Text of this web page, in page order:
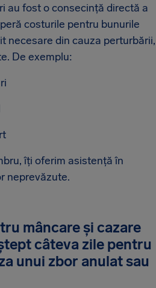
au fost o consecință directă a
costurile pentru bunurile
necesare din cauza perturbării,
De exemplu:
îți oferim asistență în
neprevăzute.
mâncare și cazare
câteva zile pentru
unui zbor anulat sau